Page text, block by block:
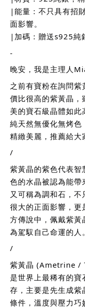
|能量：不只具有招
面影響。
|加碼：贈送s925純
-
晚安，我是主理人
之前有寶粉在詢問
價比很高的紫黃晶，
美的寶石級晶體如
純天然無優化無烤色
精緻美麗，推薦給大
/
紫黃晶的紫色代表智
色的水晶被認為能帶
又可稱為調和石，
很大的正面影響，
方傳說中，佩戴紫
為駕馭自己命運的人。
/
紫黃晶 (Ametrine /
是世界上最稀有的
存，主要是先生成紫
條件，溫度與壓力巧